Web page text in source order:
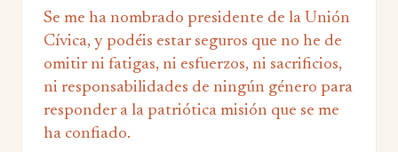
Se me ha nombrado presidente de la Unión
Cívica, y podéis estar seguros que no he de
omitir ni fatigas, ni esfuerzos, ni sacrificios,
ni responsabilidades de ningún género para
responder a la patriótica misión que se me
ha confiado.